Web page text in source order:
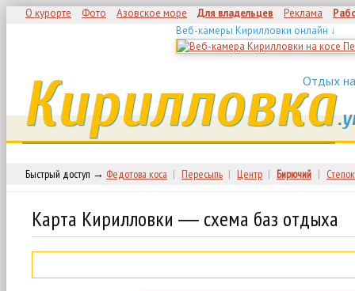
О курорте Фото Азовское море Для владельцев Реклама
Веб-камеры Кирилловки онлайн ↓
Отдых
Кирилловка
Быстрый доступ → Федотова коса | Пересыпь | Центр | Бирючий | Степок
Карта Кирилловки ― схема баз отдыха